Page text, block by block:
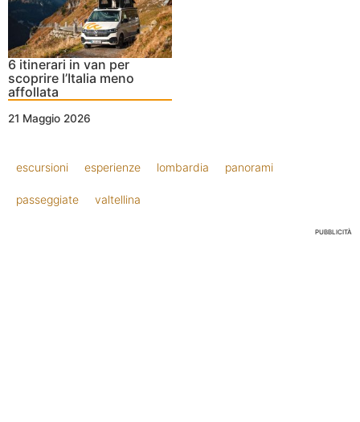
6 itinerari in van per
scoprire l’Italia meno
affollata
21 Maggio 2026
escursioni esperienze lombardia panorami
passeggiate valtellina
PUBBLICITÀ